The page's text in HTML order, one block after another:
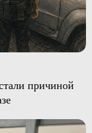
причиной